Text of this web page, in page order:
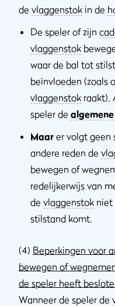
de vlaggenstok in de
De speler of zijn
vlaggenstok
waar de bal tot
beïnvloeden (zoals
vlaggenstok raakt).
speler de
Maar er volgt geen
andere reden de
bewegen of
redelijkerwijs van
de vlaggenstok niet
stilstand komt.
(4) Beperkingen voor
bewegen of
de speler heeft
Wanneer de speler de